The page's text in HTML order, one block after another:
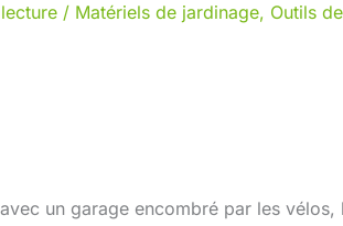
/ Matériels de jardinage, Outils
un garage encombré par les